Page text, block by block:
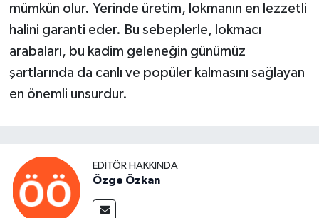
mümkün olur. Yerinde üretim, lokmanın en lezzetli
halini garanti eder. Bu sebeplerle, lokmacı
arabaları, bu kadim geleneğin günümüz
şartlarında da canlı ve popüler kalmasını sağlayan
en önemli unsurdur.
EDITÖR HAKKINDA
Özge Özkan